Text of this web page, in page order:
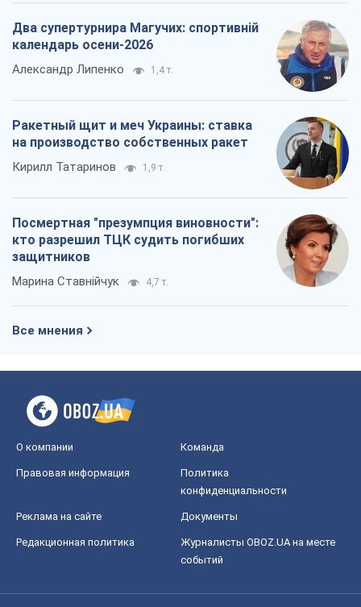
Два супертурнира Магучих: спортивній
календарь осени-2026
Александр Липенко 1,4 т.
Ракетный щит и меч Украины: ставка
на производство собственных ракет
Кирилл Татаринов 1,9 т.
Посмертная "презумпция виновности":
кто разрешил ТЦК судить погибших
защитников
Марина Ставнійчук 4,7 т.
Все мнения
О компании Команда
Правовая информация
Политика
конфиденциальности
Реклама на сайте Документы
Редакционная политика
Журналисты OBOZ.UA на месте
событий